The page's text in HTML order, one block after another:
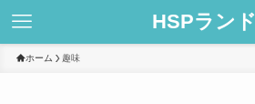
HSPランド
ホーム 趣味